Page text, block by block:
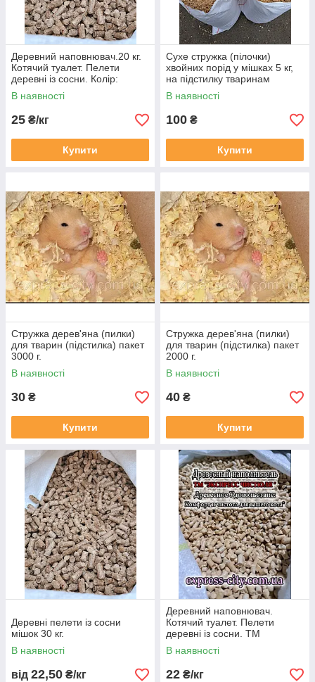
Деревний наповнювач.20 кг.
Котячий туалет. Пелети
деревні із сосни. Колір:
Сірий. ( упаковка 25кг).
В наявності
25 ₴/кг
Купити
Сухе стружка (пілочки)
хвойних порід у мішках 5 кг,
на підстилку тваринам
В наявності
100 ₴
Купити
Стружка дерев'яна (пилки)
для тварин (підстилка) пакет
3000 г.
В наявності
30 ₴
Купити
Стружка дерев'яна (пилки)
для тварин (підстилка) пакет
2000 г.
В наявності
40 ₴
Купити
Деревні пелети із сосни
мішок 30 кг.
В наявності
від 22,50 ₴/кг
Деревний наповнювач.
Котячий туалет. Пелети
деревні із сосни. ТМ
"ЕКСПРЕС ЧИСТЮЛЯ"
паковання 25 кг.
В наявності
22 ₴/кг